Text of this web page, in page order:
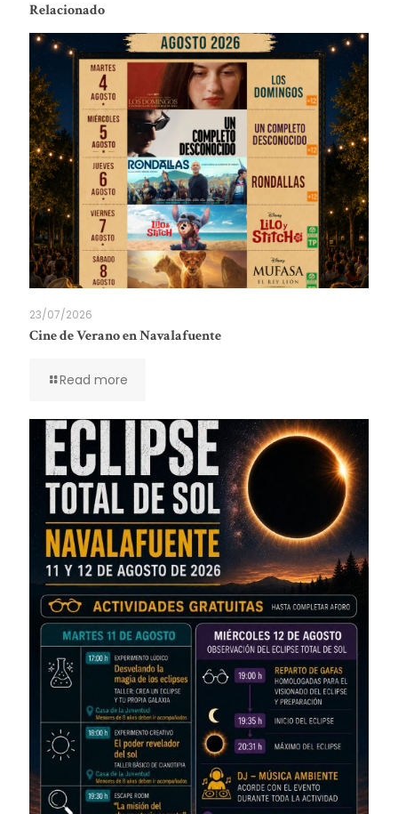
Relacionado
23/07/2026
Cine de Verano en Navalafuente
Read more